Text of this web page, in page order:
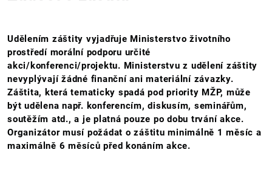
Udělením záštity vyjadřuje Ministerstvo životního
prostředí morální podporu určité
akci/konferenci/projektu. Ministerstvu z udělení záštity
nevyplývají žádné finanční ani materiální závazky.
Záštita, která tematicky spadá pod priority MŽP, může
být udělena např. konferencím, diskusím, seminářům,
soutěžím atd., a je platná pouze po dobu trvání akce.
Organizátor musí požádat o záštitu minimálně 1 měsíc a
maximálně 6 měsíců před konáním akce.